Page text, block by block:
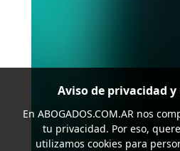
Aviso de privacidad y
En ABOGADOS.COM.ARnos
tu privacidad. Por eso,
utilizamos cookies para